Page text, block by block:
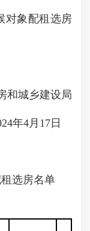
象配租选房
城乡建设局
年4月17日
选房名单